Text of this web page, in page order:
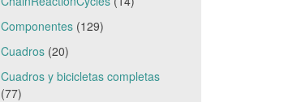
Componentes(129)
Cuadros(20)
Cuadros y bicicletas completas
(77)